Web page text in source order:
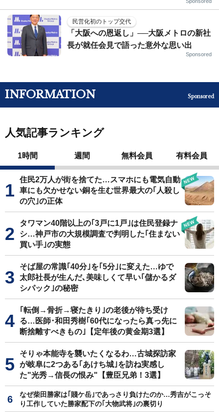
民営化初のトップ交代
「大阪への恩返し」──大阪メトロの新社
長が就任会見で語った意外な思い出
Sponsored
INFORMATION Sponsored
人気記事ランキング
1時間 週間 無料会員 有料会員
住民2万人が街を捨てた…スマホにも電気自動
車にも欠かせない銅を生む世界最大の｢人殺し
の穴｣の正体
タワマン40階以上の｢3戸に1戸｣は住民登録ナ
シ…神戸市の大規模調査で判明した｢住まない
買い手｣の実態
そば屋の常識｢40分｣を｢5分｣に変えた…ゆで
太郎社長が生んだ､美味しくて早い｢儲かるダ
シパック｣の秘密
｢転倒→骨折→寝たきり｣の老後が待ち受け
る…医師･和田秀樹｢60代になったら真っ先に
断捨離すべきもの｣【定年後の黄金期3選】
そりゃ本能寺を襲いたくなるわ…古城探訪家
が岐阜に2つある｢あけち城｣を訪ね実感し
た"光秀→信長の恨み"【豊臣兄弟！3選】
なぜ柴田勝家は｢賤ケ岳｣であっさり負けたのか…秀吉がこっそ
り工作していた勝家配下の｢大物武将｣の裏切り